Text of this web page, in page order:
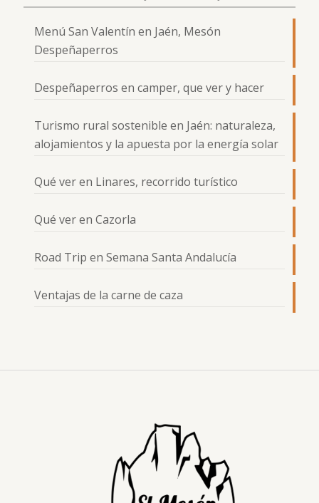
Menú San Valentín en Jaén, Mesón
Despeñaperros
Despeñaperros en camper, que ver y hacer
Turismo rural sostenible en Jaén: naturaleza,
alojamientos y la apuesta por la energía solar
Qué ver en Linares, recorrido turístico
Qué ver en Cazorla
Road Trip en Semana Santa Andalucía
Ventajas de la carne de caza